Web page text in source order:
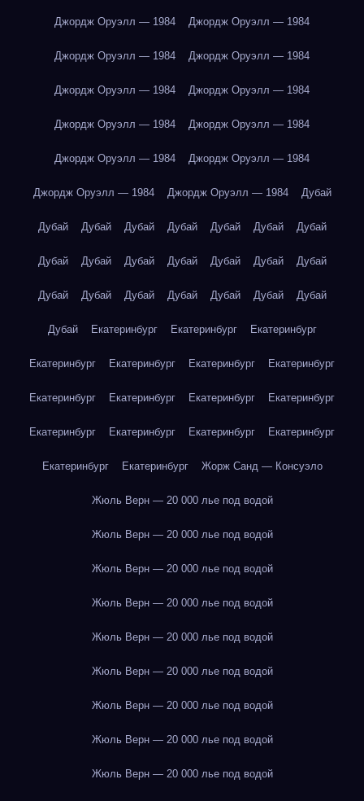
Джордж Оруэлл — 1984 Джордж Оруэлл — 1984
Джордж Оруэлл — 1984 Джордж Оруэлл — 1984
Джордж Оруэлл — 1984 Джордж Оруэлл — 1984
Джордж Оруэлл — 1984 Джордж Оруэлл — 1984
Джордж Оруэлл — 1984 Джордж Оруэлл — 1984
Джордж Оруэлл — 1984 Джордж Оруэлл — 1984 Дубай
Дубай Дубай Дубай Дубай Дубай Дубай Дубай
Дубай Дубай Дубай Дубай Дубай Дубай Дубай
Дубай Дубай Дубай Дубай Дубай Дубай Дубай
Дубай Екатеринбург Екатеринбург Екатеринбург
Екатеринбург Екатеринбург Екатеринбург Екатеринбург
Екатеринбург Екатеринбург Екатеринбург Екатеринбург
Екатеринбург Екатеринбург Екатеринбург Екатеринбург
Екатеринбург Екатеринбург Жорж Санд — Консуэло
Жюль Верн — 20 000 лье под водой
Жюль Верн — 20 000 лье под водой
Жюль Верн — 20 000 лье под водой
Жюль Верн — 20 000 лье под водой
Жюль Верн — 20 000 лье под водой
Жюль Верн — 20 000 лье под водой
Жюль Верн — 20 000 лье под водой
Жюль Верн — 20 000 лье под водой
Жюль Верн — 20 000 лье под водой